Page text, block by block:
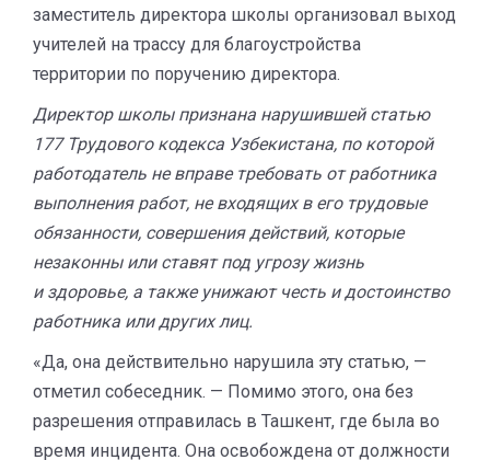
заместитель директора школы организовал выход
учителей на трассу для благоустройства
территории по поручению директора.
Директор школы признана нарушившей статью
177 Трудового кодекса Узбекистана, по которой
работодатель не вправе требовать от работника
выполнения работ, не входящих в его трудовые
обязанности, совершения действий, которые
незаконны или ставят под угрозу жизнь
и здоровье, а также унижают честь и достоинство
работника или других лиц.
«Да, она действительно нарушила эту статью, —
отметил собеседник. — Помимо этого, она без
разрешения отправилась в Ташкент, где была во
время инцидента. Она освобождена от должности